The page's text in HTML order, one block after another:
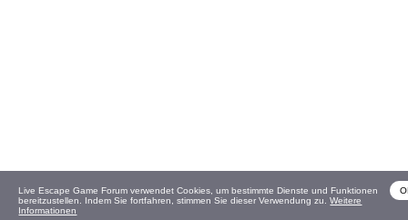
Live Escape Game Forum verwendet Cookies, um bestimmte Dienste und Funktionen
bereitzustellen. Indem Sie fortfahren, stimmen Sie dieser Verwendung zu.Weitere
Informationen